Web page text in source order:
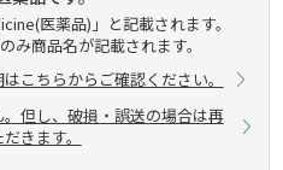
医薬品)」と記載されます。
商品名が記載されます。
こちらからご確認ください。
但し、破損・誤送の場合は再
きます。